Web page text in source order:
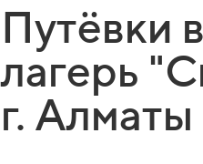
Путёвки
лагерь
г. Алматы